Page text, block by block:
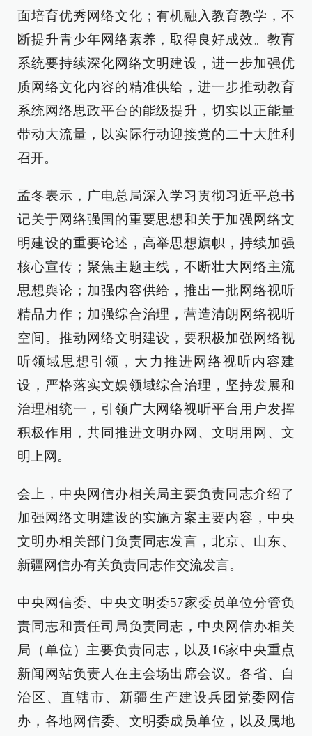
面培育优秀网络文化；有机融入教育教学，不
断提升青少年网络素养，取得良好成效。教育
系统要持续深化网络文明建设，进一步加强优
质网络文化内容的精准供给，进一步推动教育
系统网络思政平台的能级提升，切实以正能量
带动大流量，以实际行动迎接党的二十大胜利
召开。
孟冬表示，广电总局深入学习贯彻习近平总书
记关于网络强国的重要思想和关于加强网络文
明建设的重要论述，高举思想旗帜，持续加强
核心宣传；聚焦主题主线，不断壮大网络主流
思想舆论；加强内容供给，推出一批网络视听
精品力作；加强综合治理，营造清朗网络视听
空间。推动网络文明建设，要积极加强网络视
听领域思想引领，大力推进网络视听内容建
设，严格落实文娱领域综合治理，坚持发展和
治理相统一，引领广大网络视听平台用户发挥
积极作用，共同推进文明办网、文明用网、文
明上网。
会上，中央网信办相关局主要负责同志介绍了
加强网络文明建设的实施方案主要内容，中央
文明办相关部门负责同志发言，北京、山东、
新疆网信办有关负责同志作交流发言。
中央网信委、中央文明委57家委员单位分管负
责同志和责任司局负责同志，中央网信办相关
局（单位）主要负责同志，以及16家中央重点
新闻网站负责人在主会场出席会议。各省、自
治区、直辖市、新疆生产建设兵团党委网信
办，各地网信委、文明委成员单位，以及属地